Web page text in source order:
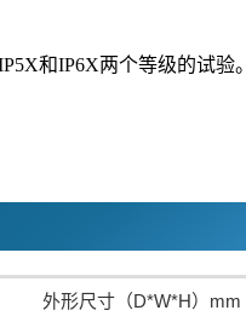
和IP6X两个等级的试验。
外形尺寸（D*W*H）mm